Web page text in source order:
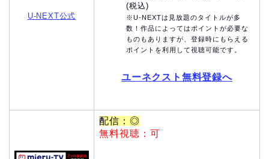
U-NEXT公式
(税込)
※U-NEXTは見放題のタイトルが多
数！作品によってはポイントが必要な
ものもありますが、登録時にもらえる
ポイントを利用して視聴可能です。
ユーネクスト無料登録へ
配信：◎
無料視聴：可